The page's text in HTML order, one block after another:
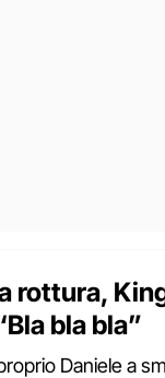
rottura,
bla bla”
Daniele a